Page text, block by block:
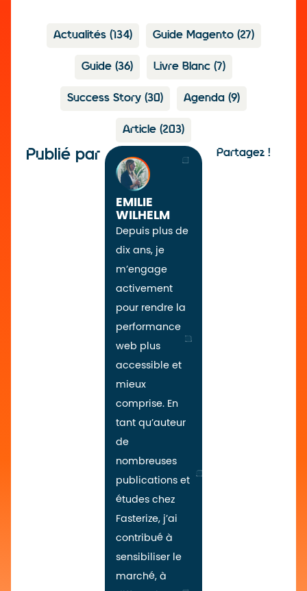
Actualités (134) Guide Magento (27)
Guide (36) Livre Blanc (7)
Success Story (30) Agenda (9)
Article (203)
Publié par
EMILIE
WILHELM
Depuis plus de
dix ans, je
m’engage
activement
pour rendre la
performance
web plus
accessible et
mieux
comprise. En
tant qu’auteur
de
nombreuses
publications et
études chez
Fasterize, j’ai
contribué à
sensibiliser le
marché, à
Partagez !